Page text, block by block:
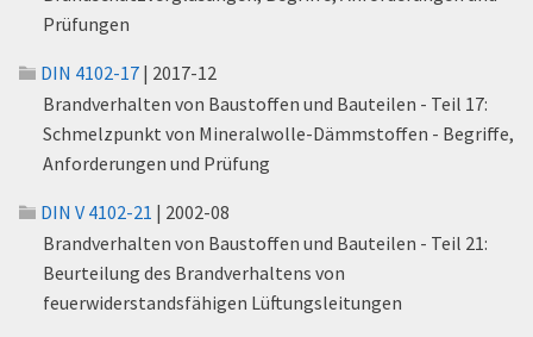
Prüfungen
DIN 4102-17 | 2017-12
Brandverhalten von Baustoffen und Bauteilen - Teil 17:
Schmelzpunkt von Mineralwolle-Dämmstoffen - Begriffe,
Anforderungen und Prüfung
DIN V 4102-21 | 2002-08
Brandverhalten von Baustoffen und Bauteilen - Teil 21:
Beurteilung des Brandverhaltens von
feuerwiderstandsfähigen Lüftungsleitungen